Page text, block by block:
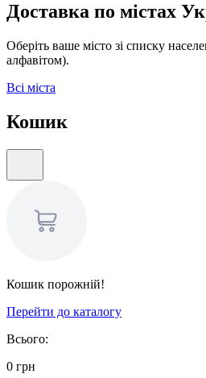
Доставка по містах
Оберіть ваше місто зі списку
алфавітом).
Всі міста
Кошик
Кошик порожній!
Перейти до каталогу
Всього:
0 грн